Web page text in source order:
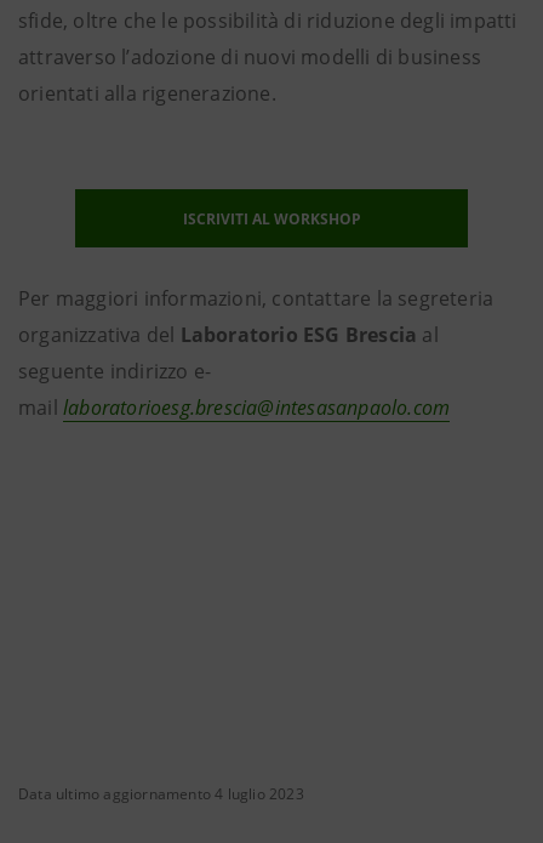
sfide, oltre che le possibilità di riduzione degli impatti
attraverso l’adozione di nuovi modelli di business
orientati alla rigenerazione.
ISCRIVITI AL WORKSHOP
Per maggiori informazioni, contattare la segreteria
organizzativa del Laboratorio ESG Brescia al
seguente indirizzo e-
mail laboratorioesg.brescia@intesasanpaolo.com
Data ultimo aggiornamento 4 luglio 2023